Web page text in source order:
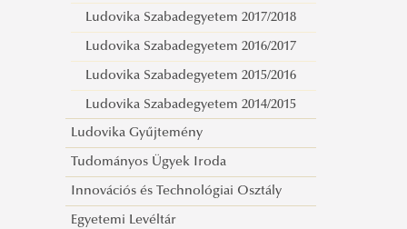
Ludovika Szabadegyetem 2017/2018
Ludovika Szabadegyetem 2016/2017
Ludovika Szabadegyetem 2015/2016
Ludovika Szabadegyetem 2014/2015
Ludovika Gyűjtemény
Tudományos Ügyek Iroda
Innovációs és Technológiai Osztály
Egyetemi Levéltár